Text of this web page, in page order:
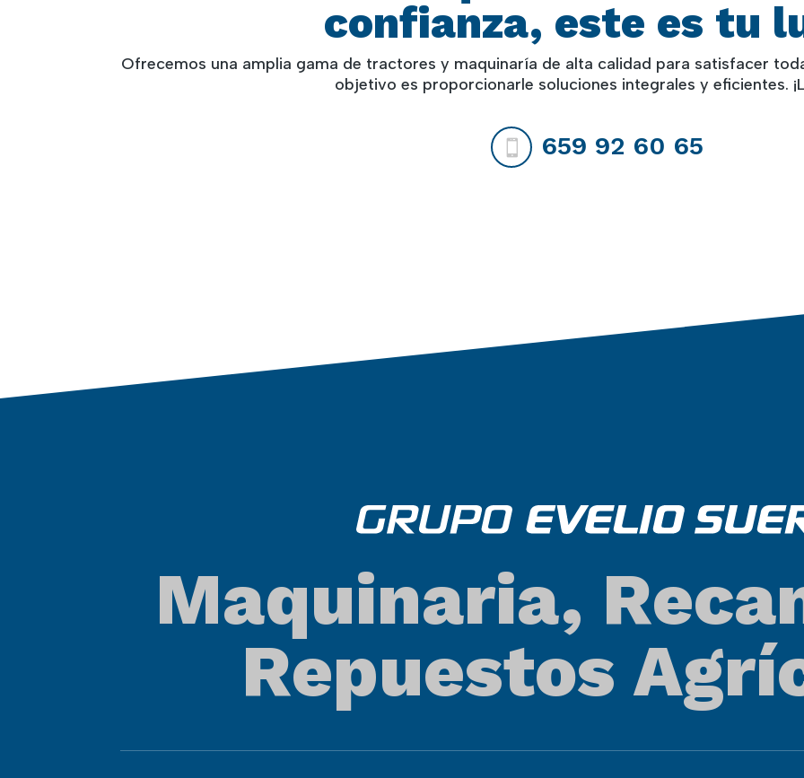
confianza, este es tu
Ofrecemos una amplia gama de tractores y maquinaría de alta calidad para satisfacer
objetivo es proporcionarle soluciones integrales y eficientes.
 659 92 60 65
Maquinaria,
Repuestos